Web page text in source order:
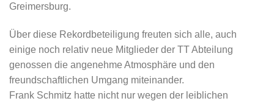
Greimersburg.
Über diese Rekordbeteiligung freuten sich alle, auch
einige noch relativ neue Mitglieder der TT Abteilung
genossen die angenehme Atmosphäre und den
freundschaftlichen Umgang miteinander.
Frank Schmitz hatte nicht nur wegen der leiblichen